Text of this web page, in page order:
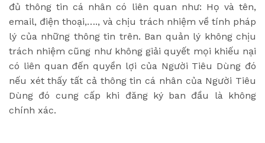
đủ thông tin cá nhân có liên quan như: Họ và tên,
email, điện thoại,…., và chịu trách nhiệm về tính pháp
lý của những thông tin trên. Ban quản lý không chịu
trách nhiệm cũng như không giải quyết mọi khiếu nại
có liên quan đến quyền lợi của Người Tiêu Dùng đó
nếu xét thấy tất cả thông tin cá nhân của Người Tiêu
Dùng đó cung cấp khi đăng ký ban đầu là không
chính xác.